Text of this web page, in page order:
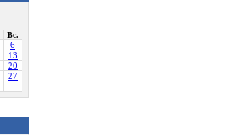
Вс.
6
13
20
27